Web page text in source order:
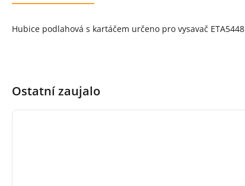
Hubice podlahová s kartáčem určeno pro vysavač ETA5448
Ostatní zaujalo